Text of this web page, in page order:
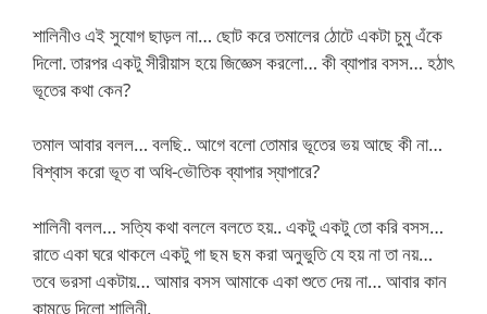
শালিনীও এই সুযোগ ছাড়ল না… ছোট করে তমালের ঠোটে একটা চুমু এঁকে
দিলো. তারপর একটু সীরীয়াস হয়ে জিজ্ঞেস করলো… কী ব্যাপার বসস… হঠাৎ
ভূতের কথা কেন?
তমাল আবার বলল… বলছি.. আগে বলো তোমার ভূতের ভয় আছে কী না…
বিশ্বাস করো ভূত বা অধি-ভৌতিক ব্যাপার স্যাপারে?
শালিনী বলল… সত্যি কথা বললে বলতে হয়.. একটু একটু তো করি বসস…
রাতে একা ঘরে থাকলে একটু গা ছম ছম করা অনুভুতি যে হয় না তা নয়…
তবে ভরসা একটায়… আমার বসস আমাকে একা শুতে দেয় না… আবার কান
কামড়ে দিলো শালিনী.